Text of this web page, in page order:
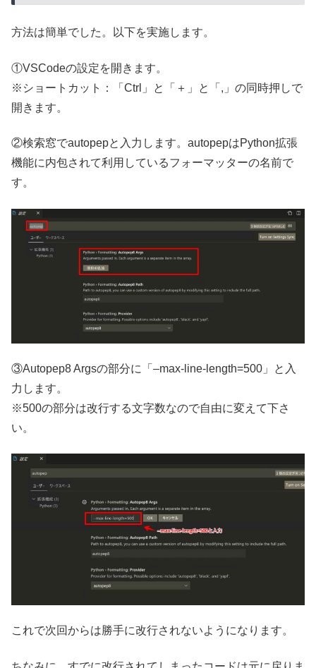
方法は簡単でした。以下を実施します。
①VSCodeの設定を開きます。
※ショートカット：「Ctrl」と「＋」と「,」の同時押しで
開きます。
②検索窓でautopepと入力します。autopepはPython拡張
機能に内包されて利用しているフォーマッターの名前で
す。
③Autopep8 Argsの部分に「–max-line-length=500」と入
力します。
※500の部分は改行する文字数なので自由に変えて下さ
い。
これで次回からは勝手に改行されないようになります。